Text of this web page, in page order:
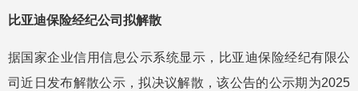
比亚迪保险经纪公司拟解散
据国家企业信用信息公示系统显示，比亚迪保险经纪有限公
司近日发布解散公示，拟决议解散，该公告的公示期为2025